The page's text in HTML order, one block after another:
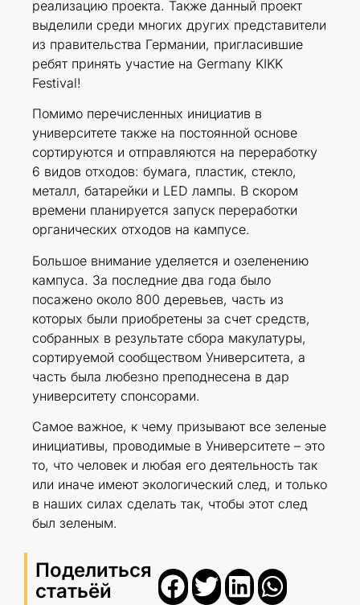
реализацию проекта. Также данный проект
выделили среди многих других представители
из правительства Германии, пригласившие
ребят принять участие на Germany KIKK
Festival!
Помимо перечисленных инициатив в
университете также на постоянной основе
сортируются и отправляются на переработку
6 видов отходов: бумага, пластик, стекло,
металл, батарейки и LED лампы. В скором
времени планируется запуск переработки
органических отходов на кампусе.
Большое внимание уделяется и озеленению
кампуса. За последние два года было
посажено около 800 деревьев, часть из
которых были приобретены за счет средств,
собранных в результате сбора макулатуры,
сортируемой сообществом Университета, а
часть была любезно преподнесена в дар
университету спонсорами.
Самое важное, к чему призывают все зеленые
инициативы, проводимые в Университете – это
то, что человек и любая его деятельность так
или иначе имеют экологический след, и только
в наших силах сделать так, чтобы этот след
был зеленым.
Поделиться
статьёй